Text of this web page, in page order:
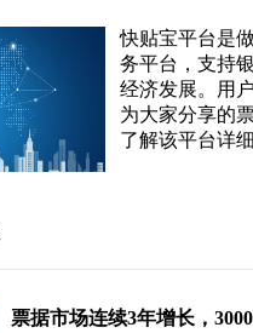
快贴宝平台是
务平台，支持
经济发展。用
为大家分享的
了解该平台详